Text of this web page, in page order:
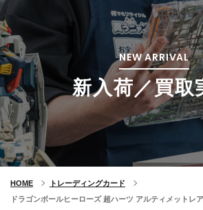
NEW ARRIVAL
新入荷／買取
HOME
トレーディングカード
ドラゴンボールヒーローズ 超ハーツ アルティメットレ